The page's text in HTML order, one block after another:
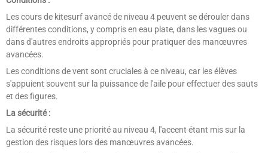
Les cours de kitesurf avancé de niveau 4 peuvent se dérouler dans
différentes conditions, y compris en eau plate, dans les vagues ou
dans d'autres endroits appropriés pour pratiquer des manœuvres
avancées.
Les conditions de vent sont cruciales à ce niveau, car les élèves
s'appuient souvent sur la puissance de l'aile pour effectuer des sauts
et des figures.
La sécurité :
La sécurité reste une priorité au niveau 4, l'accent étant mis sur la
gestion des risques lors des manœuvres avancées.